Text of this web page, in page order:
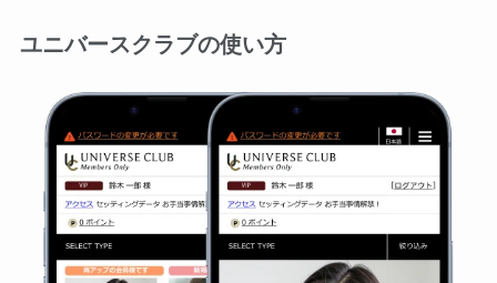
ユニバースクラブの使い方